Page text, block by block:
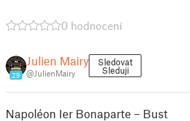
0 hodnocení
29
Julien Mairy
@JulienMairy
Sledovat
Sleduji
Napoléon Ier Bonaparte – Bust